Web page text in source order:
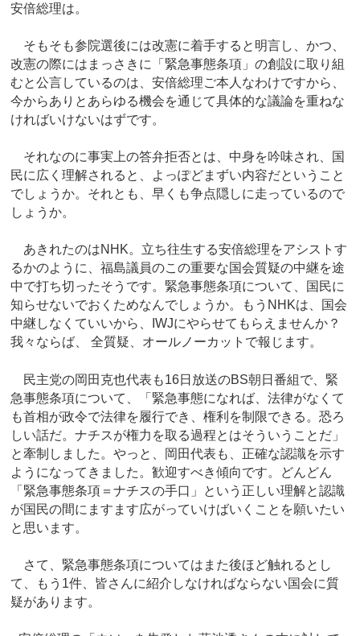
安倍総理は。
そもそも参院選後には改憲に着手すると明言し、かつ、
改憲の際にはまっさきに「緊急事態条項」の創設に取り組
むと公言しているのは、安倍総理ご本人なわけですから、
今からありとあらゆる機会を通じて具体的な議論を重ねな
ければいけないはずです。
それなのに事実上の答弁拒否とは、中身を吟味され、国
民に広く理解されると、よっぽどまずい内容だということ
でしょうか。それとも、早くも争点隠しに走っているので
しょうか。
あきれたのはNHK。立ち往生する安倍総理をアシストす
るかのように、福島議員のこの重要な国会質疑の中継を途
中で打ち切ったそうです。緊急事態条項について、国民に
知らせないでおくためなんでしょうか。もうNHKは、国会
中継しなくていいから、IWJにやらせてもらえませんか？
我々ならば、 全質疑、オールノーカットで報じます。
民主党の岡田克也代表も16日放送のBS朝日番組で、緊
急事態条項について、「緊急事態になれば、法律がなくて
も首相が政令で法律を履行でき、権利を制限できる。恐ろ
しい話だ。ナチスが権力を取る過程とはそういうことだ」
と牽制しました。やっと、岡田代表も、正確な認識を示す
ようになってきました。歓迎すべき傾向です。どんどん
「緊急事態条項＝ナチスの手口」という正しい理解と認識
が国民の間にますます広がっていけばいくことを願いたい
と思います。
さて、緊急事態条項についてはまた後ほど触れるとし
て、もう1件、皆さんに紹介しなければならない国会に質
疑があります。